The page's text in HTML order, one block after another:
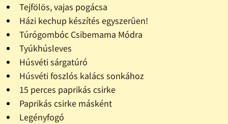
Tejfölös, vajas pogácsa
Házi kechup készítés egyszerûen!
Túrógombóc Csibemama Módra
Tyúkhúsleves
Húsvéti sárgatúró
Húsvéti foszlós kalács sonkához
15 perces paprikás csirke
Paprikás csirke másként
Legényfogó